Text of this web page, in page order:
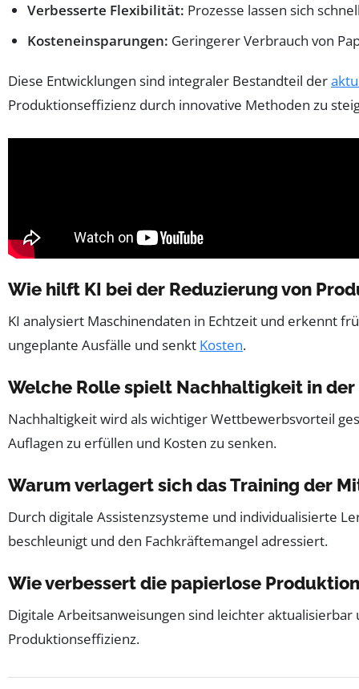
Verbesserte Flexibilität: Prozesse lassen sich
Kosteneinsparungen: Geringerer Verbrauch von
Diese Entwicklungen sind integraler Bestandteil der
Produktionseffizienz durch innovative Methoden zu
Wie hilft KI bei der Reduzierung von
KI analysiert Maschinendaten in Echtzeit und erkennt
ungeplante Ausfälle und senkt Kosten.
Welche Rolle spielt Nachhaltigkeit in
Nachhaltigkeit wird als wichtiger Wettbewerbsvorteil
Auflagen zu erfüllen und Kosten zu senken.
Warum verlagert sich das Training der
Durch digitale Assistenzsysteme und individualisierte
beschleunigt und den Fachkräftemangel adressiert.
Wie verbessert die papierlose
Digitale Arbeitsanweisungen sind leichter
Produktionseffizienz.